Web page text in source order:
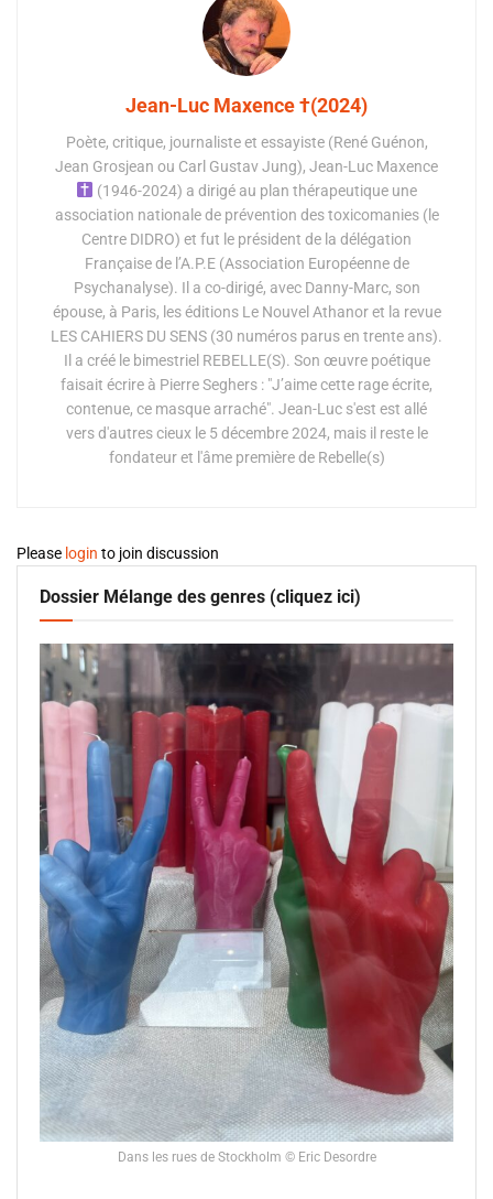
Jean-Luc Maxence †(2024)
Poète, critique, journaliste et essayiste (René Guénon,
Jean Grosjean ou Carl Gustav Jung), Jean-Luc Maxence
(1946-2024) a dirigé au plan thérapeutique une
association nationale de prévention des toxicomanies (le
Centre DIDRO) et fut le président de la délégation
Française de l’A.P.E (Association Européenne de
Psychanalyse). Il a co-dirigé, avec Danny-Marc, son
épouse, à Paris, les éditions Le Nouvel Athanor et la revue
LES CAHIERS DU SENS (30 numéros parus en trente ans).
Il a créé le bimestriel REBELLE(S). Son œuvre poétique
faisait écrire à Pierre Seghers : "J’aime cette rage écrite,
contenue, ce masque arraché". Jean-Luc s'est est allé
vers d'autres cieux le 5 décembre 2024, mais il reste le
fondateur et l'âme première de Rebelle(s)
Please login to join discussion
Dossier Mélange des genres (cliquez ici)
Dans les rues de Stockholm © Eric Desordre